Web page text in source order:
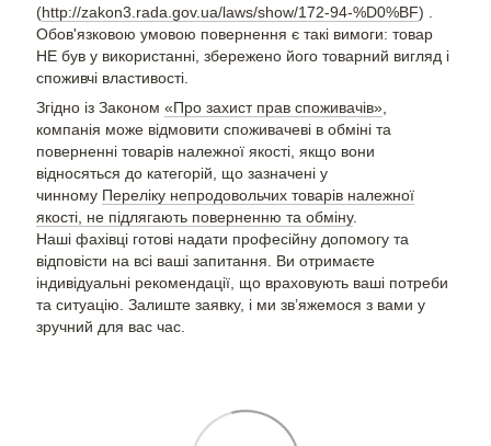
(http://zakon3.rada.gov.ua/laws/show/172-94-%D0%BF) .
Обов'язковою умовою повернення є такі вимоги: товар
НЕ був у використанні, збережено його товарний вигляд і
споживчі властивості.
Згідно із Законом «Про захист прав споживачів»
компанія може відмовити споживачеві в обміні та
поверненні товарів належної якості, якщо вони
відносяться до категорій, що зазначені у
чинному Переліку непродовольчих товарів належної
якості, не підлягають поверненню та обміну.
Наші фахівці готові надати професійну допомогу та
відповісти на всі ваші запитання. Ви отримаєте
індивідуальні рекомендації, що враховують ваші потреби
та ситуацію. Залиште заявку, і ми зв’яжемося з вами у
зручний для вас час.